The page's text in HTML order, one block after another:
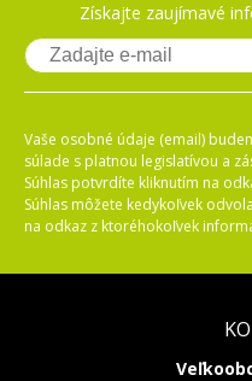
Získajte zaujímavé
Vaše osobné údaje (email)
súlade s platnou legislatívou a
Súhlas potvrdíte kliknutím na
Súhlas môžete kedykoľvek
na odkaz z ktoréhokoľvek